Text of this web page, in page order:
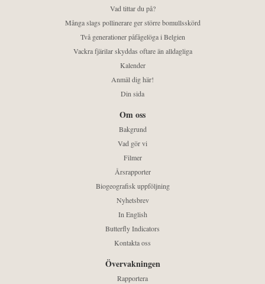
Vad tittar du på?
Många slags pollinerare ger större bomullsskörd
Två generationer påfågelöga i Belgien
Vackra fjärilar skyddas oftare än alldagliga
Kalender
Anmäl dig här!
Din sida
Om oss
Bakgrund
Vad gör vi
Filmer
Årsrapporter
Biogeografisk uppföljning
Nyhetsbrev
In English
Butterfly Indicators
Kontakta oss
Övervakningen
Rapportera